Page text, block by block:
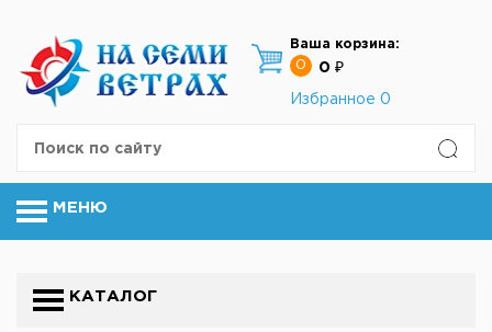
Ваша корзина:
0
0 ₽
Избранное 0
МЕНЮ
КАТАЛОГ